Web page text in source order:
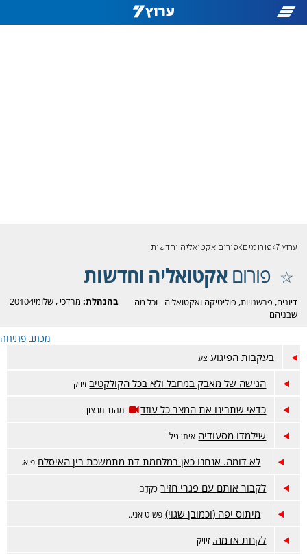
ערוץ 7 פורומים פורום אקטואליה וחדשות
פורוםאקטואליה וחדשות
בהנהלת: מרדכי ,שלומי20104
דיונים, פרשנויות, פוליטיקה ואקטואליה - וכל מה
שבניהם
מכתב פתיחה
בעקבות הפיגוע צע
הגישה של מאבק במחבל ולא בכל הקולקטיב זיויק
כדאי שתבינו את המצב כל עוזד מהגר מרצון
שילמדו מסעודיה איתן גיל
לא דומה. אנחנו כאן במלחמת דת מתמשכת בין האיסלם פ.א.
לקבור אותם עם פגרי חזיר כְּקֶדֶם
מיתוס יפה (וכמובן שגוי) פשוט אני..
לקחת אדמה. זיויק